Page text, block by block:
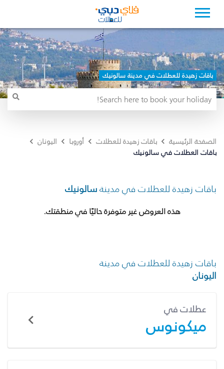
باقات زهيدة للعطلات في مدينة سالونيك
الصفحة الرئيسية باقات زهيدة للعطلات أوروبا
اليونان
باقات العطلات في سالونيك
باقات زهيدة للعطلات في مدينةسالونيك
هذه العروض غير متوفرة حاليًا في منطقتك.
باقات زهيدة للعطلات في مدينة
اليونان
عطلات في
ميكونوس